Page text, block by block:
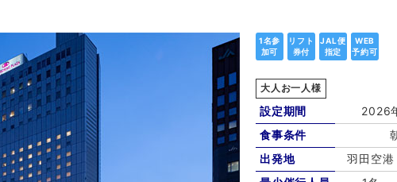
1名参
加可
リフト
券付
JAL便
指定
WEB
予約可
大人お一人様
設定期間
2026
食事条件
出発地
羽田空港